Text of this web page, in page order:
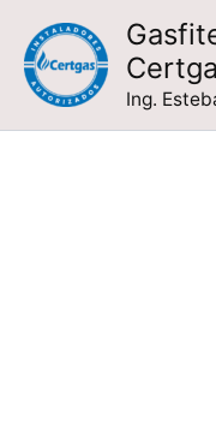
contenido
Ing.